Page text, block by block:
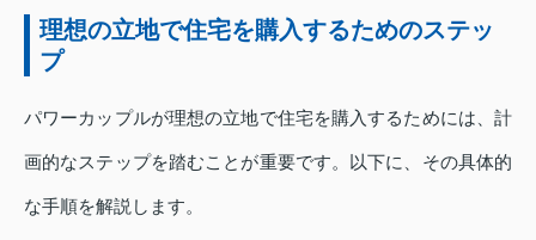
理想の立地で住宅を購入するためのステッ
プ
パワーカップルが理想の立地で住宅を購入するためには、計
画的なステップを踏むことが重要です。以下に、その具体的
な手順を解説します。